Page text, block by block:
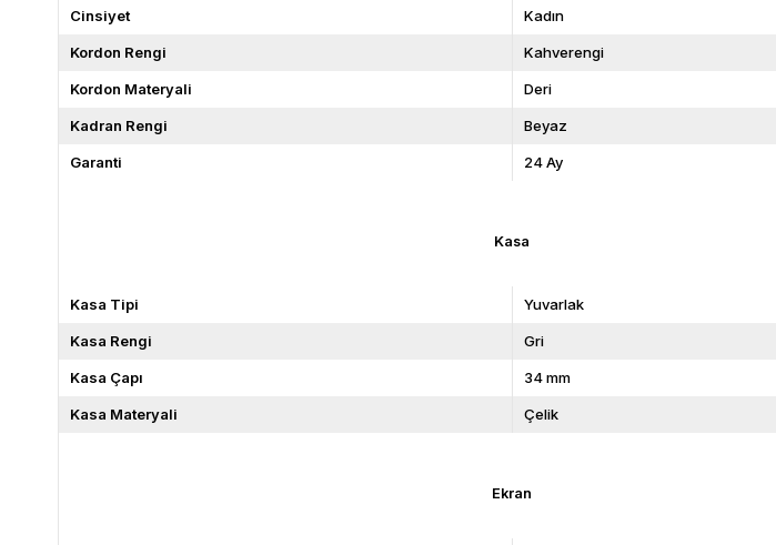
Cinsiyet Kadın
Kordon Rengi Kahverengi
Kordon Materyali Deri
Kadran Rengi Beyaz
Garanti 24 Ay
Kasa
Kasa Tipi Yuvarlak
Kasa Rengi Gri
Kasa Çapı 34 mm
Kasa Materyali Çelik
Ekran